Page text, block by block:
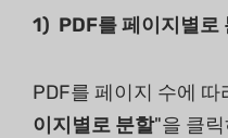
1) PDF를 페이지별로
PDF를 페이지 수에
이지별로 분할"을 클